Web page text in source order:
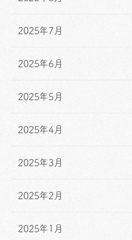
2025年7月
2025年6月
2025年5月
2025年4月
2025年3月
2025年2月
2025年1月